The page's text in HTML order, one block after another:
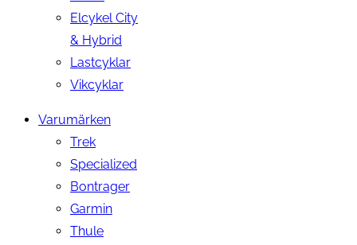
Elcykel City
& Hybrid
Lastcyklar
Vikcyklar
Varumärken
Trek
Specialized
Bontrager
Garmin
Thule